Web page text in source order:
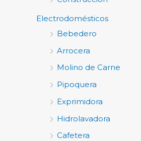
Electrodomésticos
Bebedero
Arrocera
Molino de Carne
Pipoquera
Exprimidora
Hidrolavadora
Cafetera